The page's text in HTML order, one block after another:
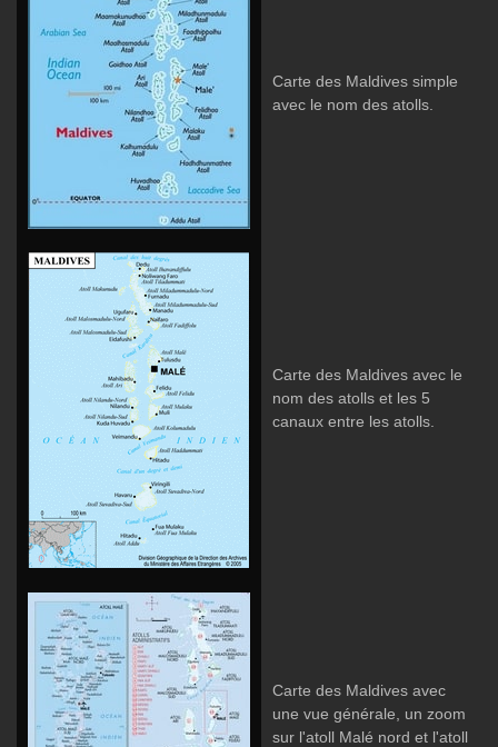
Carte des Maldives simple
avec le nom des atolls.
Carte des Maldives avec le
nom des atolls et les 5
canaux entre les atolls.
Carte des Maldives avec
une vue générale, un zoom
sur l'atoll Malé nord et l'atoll